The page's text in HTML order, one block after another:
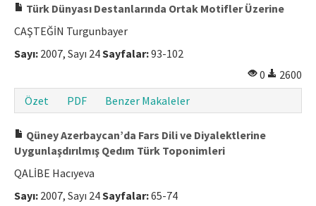
Türk Dünyası Destanlarında Ortak Motifler Üzerine
CAŞTEĞİN Turgunbayer
Sayı: 2007, Sayı 24Sayfalar:93-102
0
2600
Özet
PDF Benzer Makaleler
Qüney Azerbaycan’da Fars Dili ve Diyalektlerine
Uygunlaşdırılmış Qedım Türk Toponimleri
QALİBE Hacıyeva
Sayı: 2007, Sayı 24Sayfalar:65-74